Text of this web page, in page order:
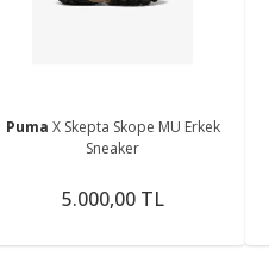
Puma X Skepta Skope MU Erkek
Sneaker
5.000,00 TL